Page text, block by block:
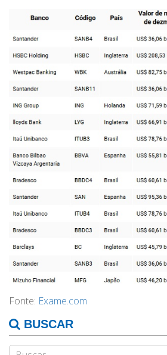
Fonte: Exame.com
BUSCAR